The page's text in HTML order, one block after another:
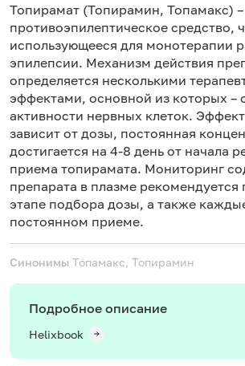
Топирамат (Топирамин, Топамакс) –
противоэпилептическое средство,
использующееся для монотерапии
эпилепсии. Механизм действия
определяется несколькими
эффектами, основной из которых –
активности нервных клеток.
зависит от дозы, постоянная
достигается на 4-8 день от начала
приема топирамата. Мониторинг
препарата в плазме рекомендуется
этапе подбора дозы, а также
постоянном приеме.
Синонимы Топамакс, Топирамин
Подробное описание
Helixbook